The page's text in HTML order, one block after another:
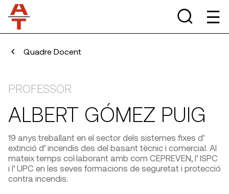
Quadre Docent
PROFESSOR
ALBERT GÓMEZ PUIG
19 anys treballant en el sector dels sistemes fixes d’
extinció d’ incendis des del basant tècnic i comercial. Al
mateix temps col·laborant amb com CEPREVEN, l’ ISPC
i l’ UPC en les seves formacions de seguretat i protecció
contra incendis.